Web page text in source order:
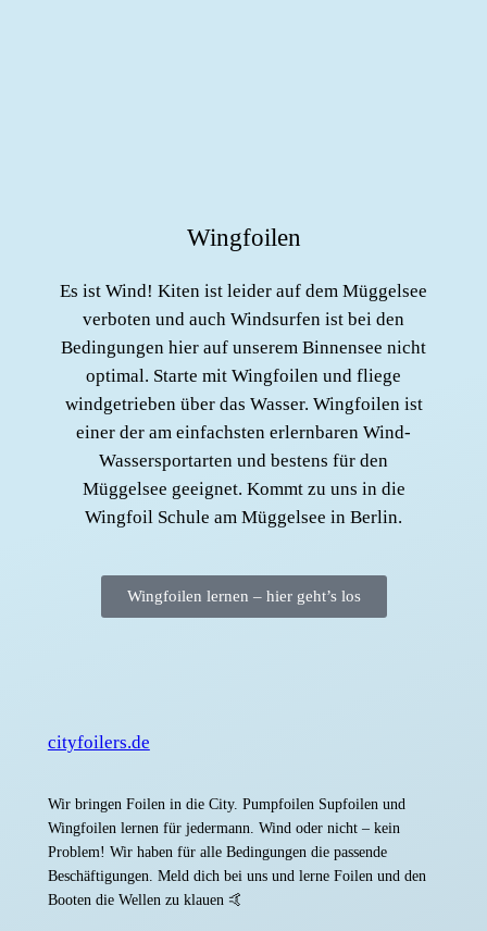
Wingfoilen
Es ist Wind! Kiten ist leider auf dem Müggelsee
verboten und auch Windsurfen ist bei den
Bedingungen hier auf unserem Binnensee nicht
optimal. Starte mit Wingfoilen und fliege
windgetrieben über das Wasser. Wingfoilen ist
einer der am einfachsten erlernbaren Wind-
Wassersportarten und bestens für den
Müggelsee geeignet. Kommt zu uns in die
Wingfoil Schule am Müggelsee in Berlin.
Wingfoilen lernen – hier geht’s los
cityfoilers.de
Wir bringen Foilen in die City. Pumpfoilen Supfoilen und
Wingfoilen lernen für jedermann. Wind oder nicht – kein
Problem! Wir haben für alle Bedingungen die passende
Beschäftigungen. Meld dich bei uns und lerne Foilen und den
Booten die Wellen zu klauen 🤙